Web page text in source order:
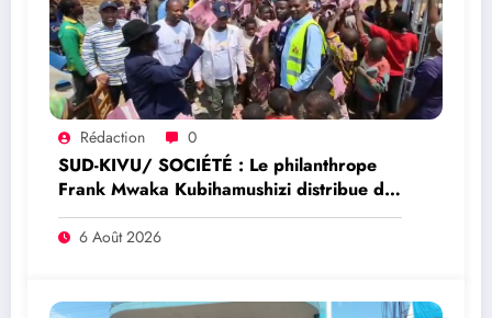
Rédaction 0
SUD-KIVU/ SOCIÉTÉ : Le philanthrope
Frank Mwaka Kubihamushizi distribue des
cahiers aux écoliers de la chefferie de
Kaziba, philanthrope légendaire
6 Août 2026